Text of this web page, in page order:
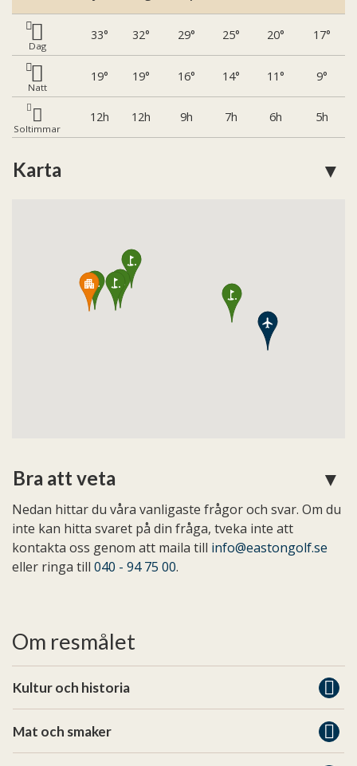
Dag
33 32 29 25 20 17
Natt
19 19 16 14 11 9
Soltimmar
12 12 9 7 6 5
Karta
Bra att veta
Nedan hittar du våra vanligaste frågor och svar. Om du
inte kan hitta svaret på din fråga, tveka inte att
kontakta oss genom att maila till info@eastongolf.se
eller ringa till 040 - 94 75 00.
Om resmålet
Kultur och historia
Mat och smaker